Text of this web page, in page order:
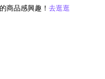
商品感興趣！ 去逛逛